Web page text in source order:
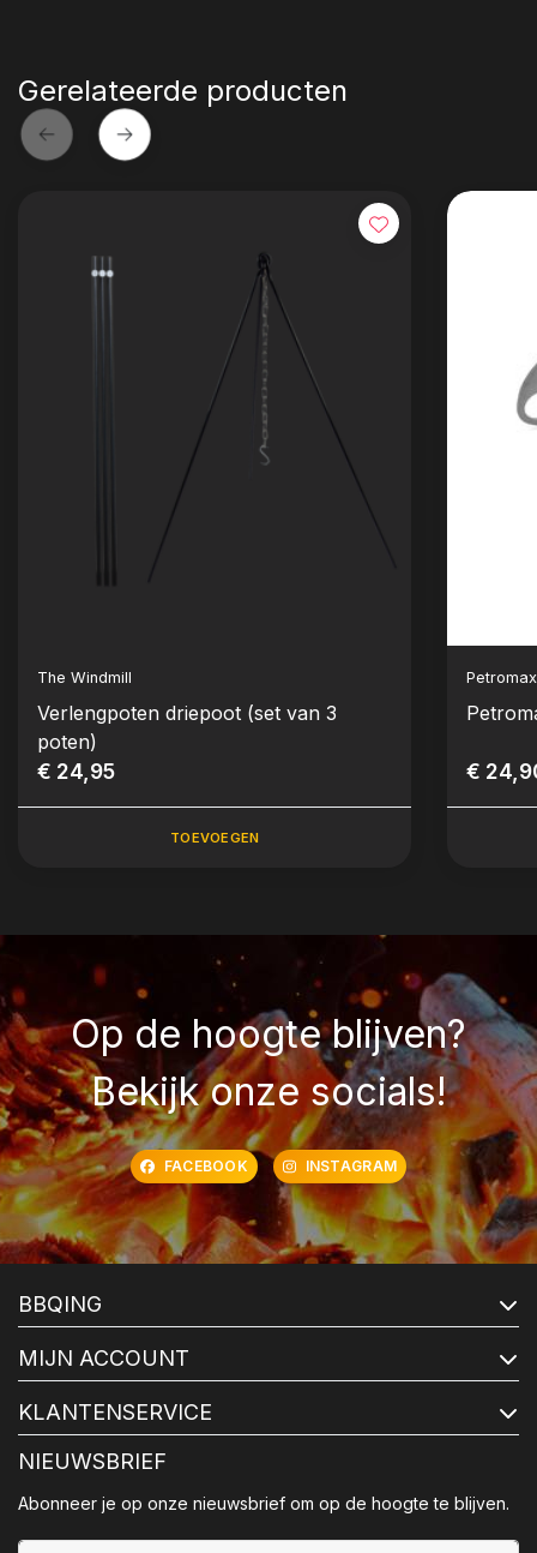
Gerelateerde producten
The Windmill
Verlengpoten driepoot (set van 3
poten)
€ 24,95
TOEVOEGEN
Petromax
€
Op de hoogte blijven?
Bekijk onze socials!
FACEBOOK INSTAGRAM
BBQING
MIJN ACCOUNT
KLANTENSERVICE
NIEUWSBRIEF
Abonneer je op onze nieuwsbrief om op de hoogte te blijven.